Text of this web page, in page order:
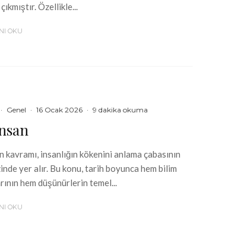
Özellikle...
OKU
· Genel · 16 Ocak 2026 · 9 dakika okuma
kavramı, insanlığın kökenini anlama çabasının
yer alır. Bu konu, tarih boyunca hem bilim
hem düşünürlerin temel...
OKU